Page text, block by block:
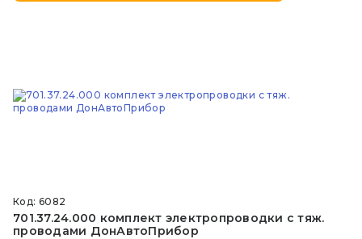
Код: 6082
701.37.24.000 комплект электропроводки с тяж.
проводами ДонАвтоПрибор